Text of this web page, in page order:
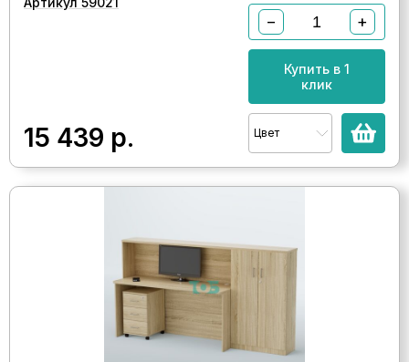
15 439 р.
− +
Купить в 1
клик
Цвет